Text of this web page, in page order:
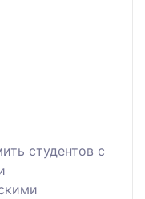
студентов с